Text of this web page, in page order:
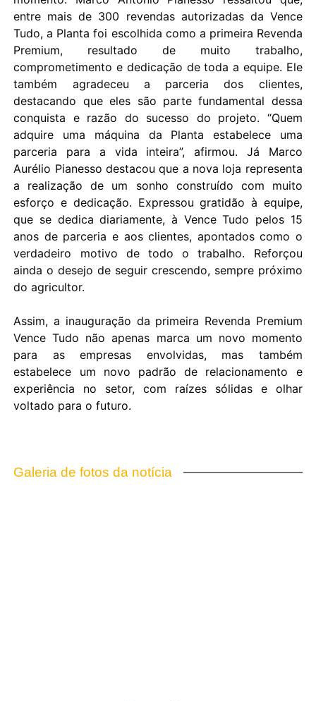
entre mais de 300 revendas autorizadas da Vence
Tudo, a Planta foi escolhida como a primeira Revenda
Premium, resultado de muito trabalho,
comprometimento e dedicação de toda a equipe. Ele
também agradeceu a parceria dos clientes,
destacando que eles são parte fundamental dessa
conquista e razão do sucesso do projeto. “Quem
adquire uma máquina da Planta estabelece uma
parceria para a vida inteira”, afirmou. Já Marco
Aurélio Pianesso destacou que a nova loja representa
a realização de um sonho construído com muito
esforço e dedicação. Expressou gratidão à equipe,
que se dedica diariamente, à Vence Tudo pelos 15
anos de parceria e aos clientes, apontados como o
verdadeiro motivo de todo o trabalho. Reforçou
ainda o desejo de seguir crescendo, sempre próximo
do agricultor.
Assim, a inauguração da primeira Revenda Premium
Vence Tudo não apenas marca um novo momento
para as empresas envolvidas, mas também
estabelece um novo padrão de relacionamento e
experiência no setor, com raízes sólidas e olhar
voltado para o futuro.
Galeria de fotos da notícia